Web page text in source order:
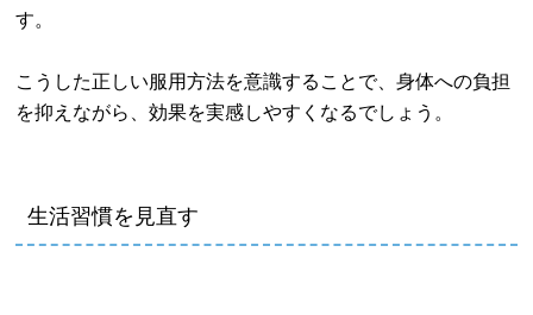
す。
こうした正しい服用方法を意識することで、身体への負担
を抑えながら、効果を実感しやすくなるでしょう。
生活習慣を見直す